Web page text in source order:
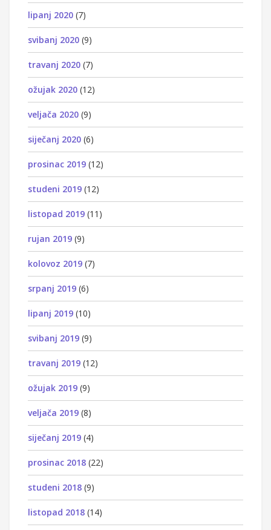
lipanj 2020 (7)
svibanj 2020 (9)
travanj 2020 (7)
ožujak 2020 (12)
veljača 2020 (9)
siječanj 2020 (6)
prosinac 2019 (12)
studeni 2019 (12)
listopad 2019 (11)
rujan 2019 (9)
kolovoz 2019 (7)
srpanj 2019 (6)
lipanj 2019 (10)
svibanj 2019 (9)
travanj 2019 (12)
ožujak 2019 (9)
veljača 2019 (8)
siječanj 2019 (4)
prosinac 2018 (22)
studeni 2018 (9)
listopad 2018 (14)